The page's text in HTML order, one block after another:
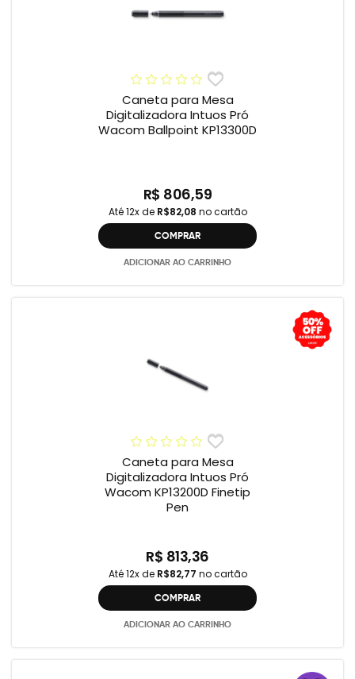
Caneta para Mesa
Digitalizadora Intuos Pró
Wacom Ballpoint KP13300D
R$ 806,59
Até 12x de R$82,08 no cartão
COMPRAR
ADICIONAR AO CARRINHO
Caneta para Mesa
Digitalizadora Intuos Pró
Wacom KP13200D Finetip
Pen
R$ 813,36
Até 12x de R$82,77 no cartão
COMPRAR
ADICIONAR AO CARRINHO